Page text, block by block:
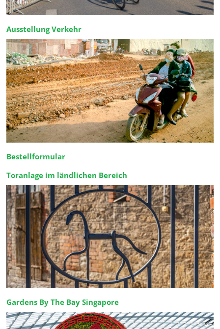
Ausstellung Verkehr
Bestellformular
Toranlage im ländlichen Bereich
Gardens By The Bay Singapore